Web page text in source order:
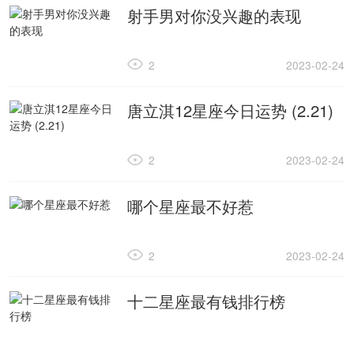
射手男对你没兴趣的表现
2023-02-24
2
唐立淇12星座今日运势 (2.21)
2023-02-24
2
哪个星座最不好惹
2023-02-24
2
十二星座最有钱排行榜